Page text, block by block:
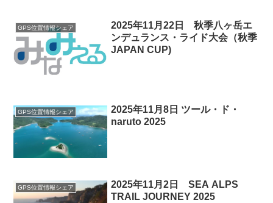
GPS位置情報シェア
2025年11月22日 秋季八ヶ岳エ
ンデュランス・ライド大会（秋季
JAPAN CUP)
GPS位置情報シェア
2025年11月8日 ツール・ド・
naruto 2025
GPS位置情報シェア
2025年11月2日 SEA ALPS
TRAIL JOURNEY 2025